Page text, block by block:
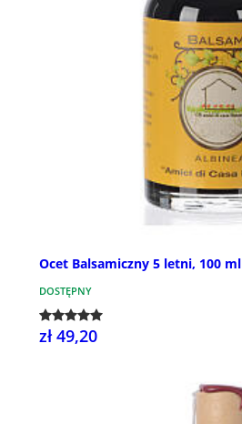
Ocet Balsamiczny 5 letni, 100 ml
DOSTĘPNY
zł 49,20